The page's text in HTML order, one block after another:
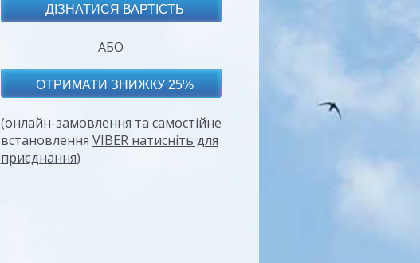
АБО
(онлайн-замовлення та самостійне
встановлення VIBER натисніть для
приєднання)